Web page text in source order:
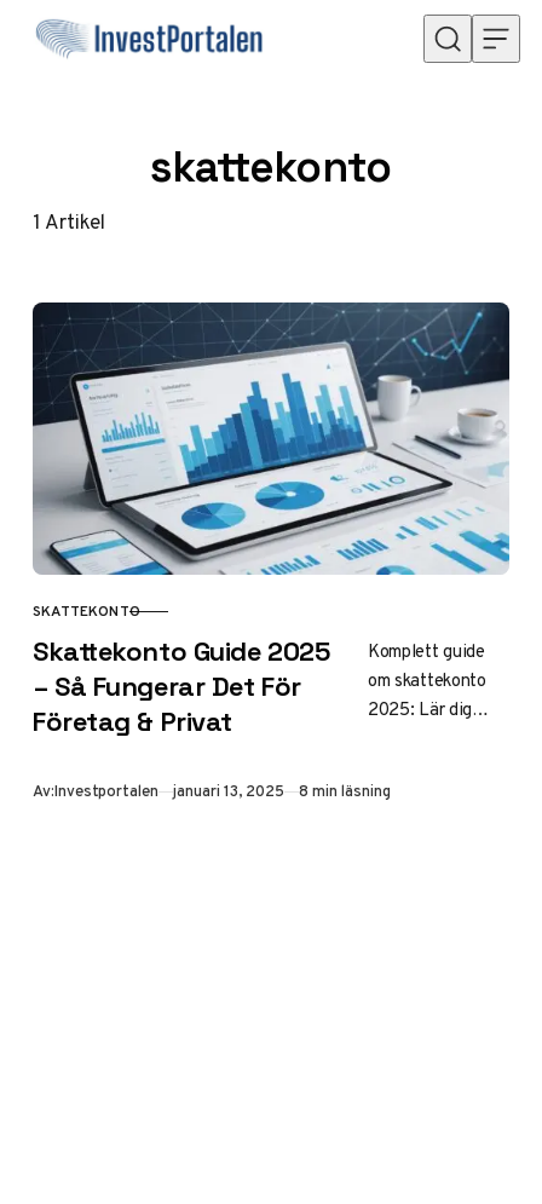
Hoppa till innehåll
skattekonto
1 Artikel
KATEGORI
SKATTEKONTO
Skattekonto Guide 2025
– Så Fungerar Det För
Företag & Privat
Komplett guide
om skattekonto
2025: Lär dig
förstå nya regler
Av:Investportalen Publicerad
januari 13, 2025 8 min läsning